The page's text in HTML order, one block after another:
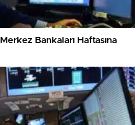
Bankaları Haftasına